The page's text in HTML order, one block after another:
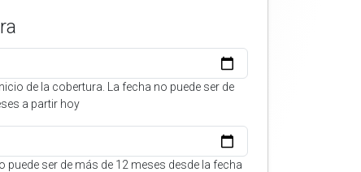
de la cobertura. La fecha no puede ser de
a partir hoy
puede ser de más de 12 meses desde la fecha